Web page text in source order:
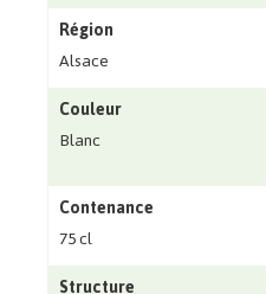
Région
Alsace
Couleur
Blanc
Contenance
75 cl